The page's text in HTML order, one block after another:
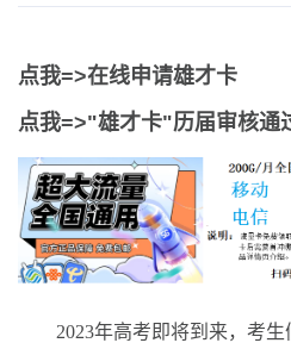
雄才卡资
雄安新闻
点我=>在线申请雄才卡
点我=>"雄才卡"历届审核通
2023年高考即将到来，考生